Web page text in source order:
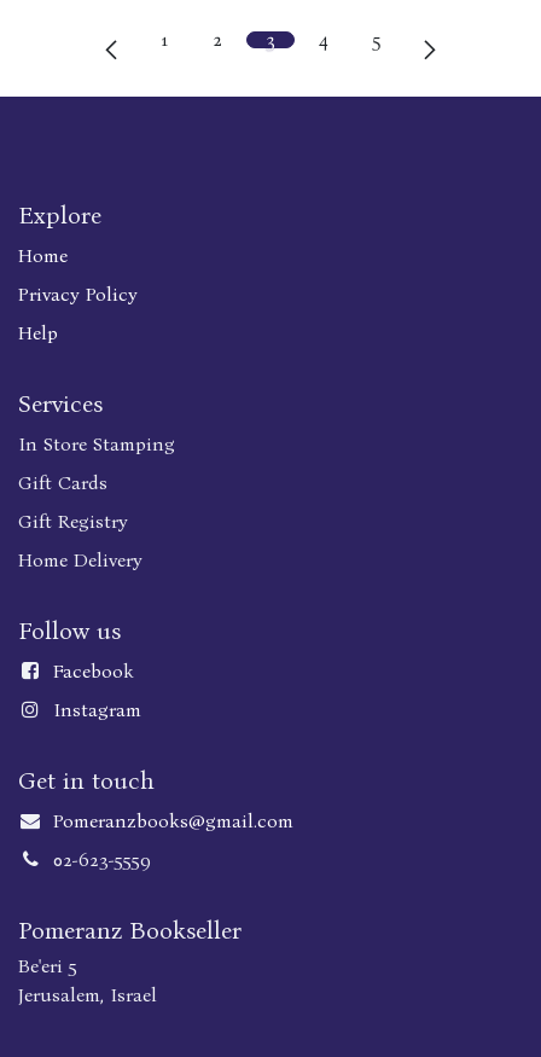
1 2 3 4 5
Explore
Home
Privacy Policy
Help
Services
In Store Stamping
Gift Cards
Gift Registry
Home Delivery
Follow us
Facebook
Instagram
Get in touch
Pomeranzbooks@gmail.com
02-623-5559
Pomeranz Bookseller
Be'eri 5
Jerusalem, Israel